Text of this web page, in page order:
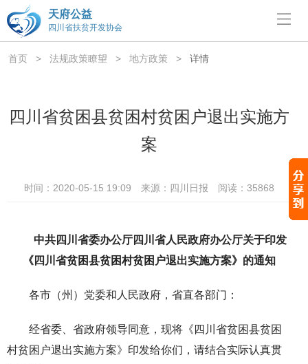
天府公益
四川省扶贫开发协会
首页 > 法规政策瞭望 > 地方政策 > 详情
四川省贫困县贫困村贫困户退出实施方
案
时间：2020-05-15 19:09 来源：四川日报 阅读：35868
中共四川省委办公厅四川省人民政府办公厅关于印发
《四川省贫困县贫困村贫困户退出实施方案》的通知
各市（州）党委和人民政府，省直各部门：
经省委、省政府领导同意，现将《四川省贫困县贫困
村贫困户退出实施方案》印发给你们，请结合实际认真贯